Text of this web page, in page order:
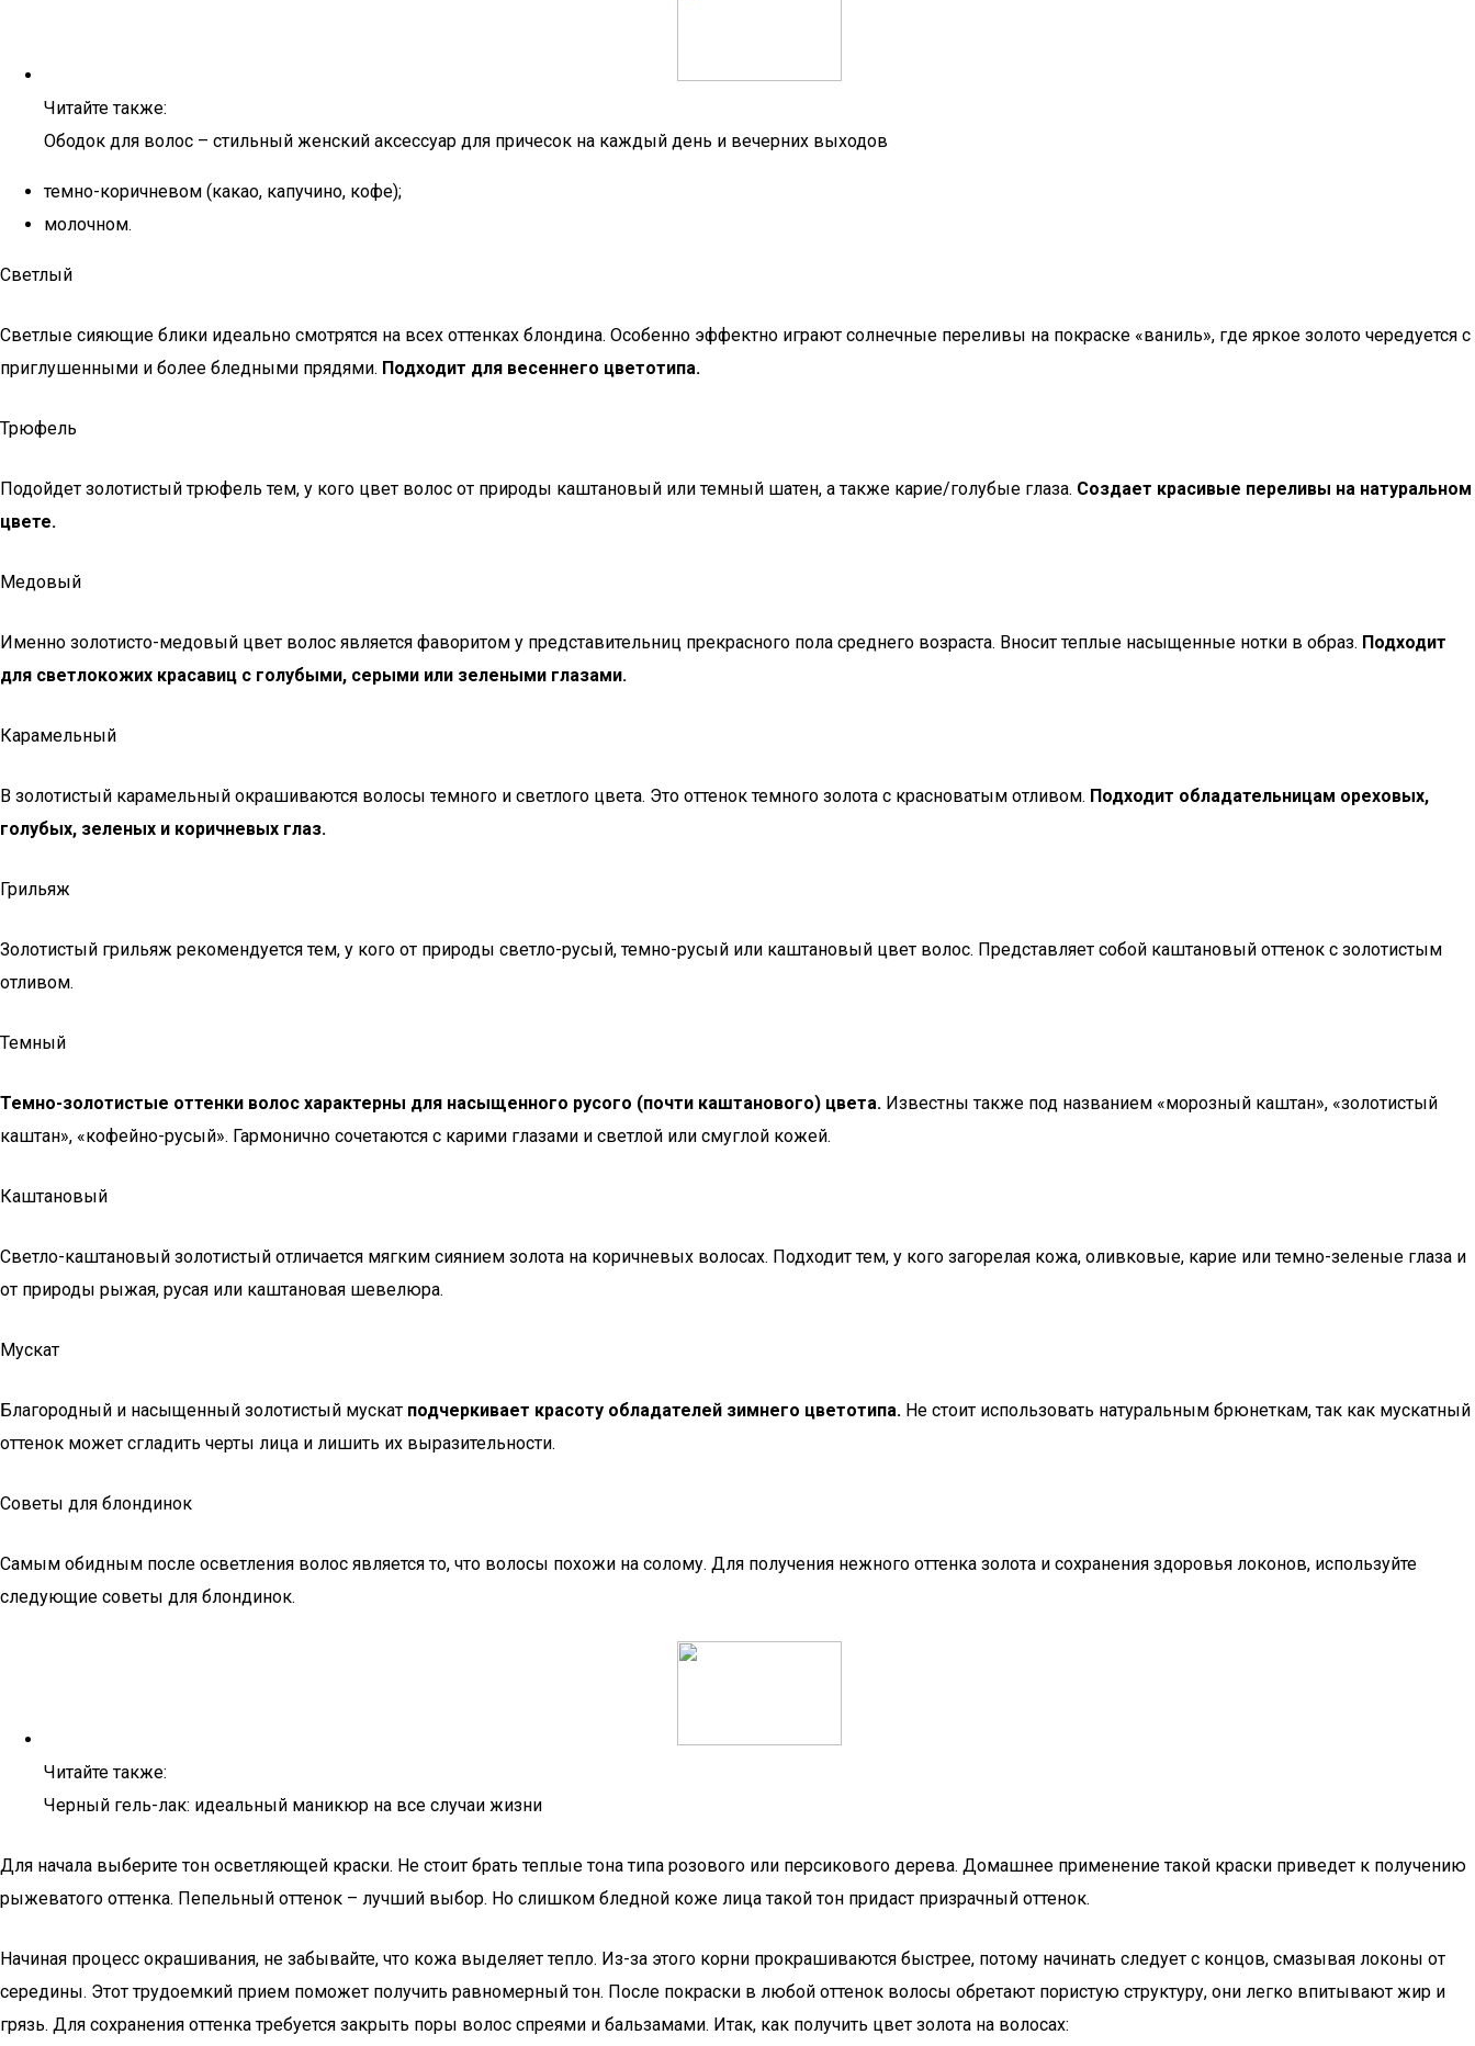
Читайте также:
Ободок для волос – стильный женский аксессуар для причесок на каждый день и вечерних выходов
темно-коричневом (какао, капучино, кофе);
молочном.
Светлый
Светлые сияющие блики идеально смотрятся на всех оттенках блондина. Особенно эффектно играют солнечные переливы на покраске «ваниль», где яркое золото чередуется с
приглушенными и более бледными прядями. Подходит для весеннего цветотипа.
Трюфель
Подойдет золотистый трюфель тем, у кого цвет волос от природы каштановый или темный шатен, а также карие/голубые глаза. Создает красивые переливы на натуральном
цвете.
Медовый
Именно золотисто-медовый цвет волос является фаворитом у представительниц прекрасного пола среднего возраста. Вносит теплые насыщенные нотки в образ. Подходит
для светлокожих красавиц с голубыми, серыми или зелеными глазами.
Карамельный
В золотистый карамельный окрашиваются волосы темного и светлого цвета. Это оттенок темного золота с красноватым отливом. Подходит обладательницам ореховых,
голубых, зеленых и коричневых глаз.
Грильяж
Золотистый грильяж рекомендуется тем, у кого от природы светло-русый, темно-русый или каштановый цвет волос. Представляет собой каштановый оттенок с золотистым
отливом.
Темный
Темно-золотистые оттенки волос характерны для насыщенного русого (почти каштанового) цвета. Известны также под названием «морозный каштан», «золотистый
каштан», «кофейно-русый». Гармонично сочетаются с карими глазами и светлой или смуглой кожей.
Каштановый
Светло-каштановый золотистый отличается мягким сиянием золота на коричневых волосах. Подходит тем, у кого загорелая кожа, оливковые, карие или темно-зеленые глаза и
от природы рыжая, русая или каштановая шевелюра.
Мускат
Благородный и насыщенный золотистый мускат подчеркивает красоту обладателей зимнего цветотипа. Не стоит использовать натуральным брюнеткам, так как мускатный
оттенок может сгладить черты лица и лишить их выразительности.
Советы для блондинок
Самым обидным после осветления волос является то, что волосы похожи на солому. Для получения нежного оттенка золота и сохранения здоровья локонов, используйте
следующие советы для блондинок.
Читайте также:
Черный гель-лак: идеальный маникюр на все случаи жизни
Для начала выберите тон осветляющей краски. Не стоит брать теплые тона типа розового или персикового дерева. Домашнее применение такой краски приведет к получению
рыжеватого оттенка. Пепельный оттенок – лучший выбор. Но слишком бледной коже лица такой тон придаст призрачный оттенок.
Начиная процесс окрашивания, не забывайте, что кожа выделяет тепло. Из-за этого корни прокрашиваются быстрее, потому начинать следует с концов, смазывая локоны от
середины. Этот трудоемкий прием поможет получить равномерный тон. После покраски в любой оттенок волосы обретают пористую структуру, они легко впитывают жир и
грязь. Для сохранения оттенка требуется закрыть поры волос спреями и бальзамами. Итак, как получить цвет золота на волосах: